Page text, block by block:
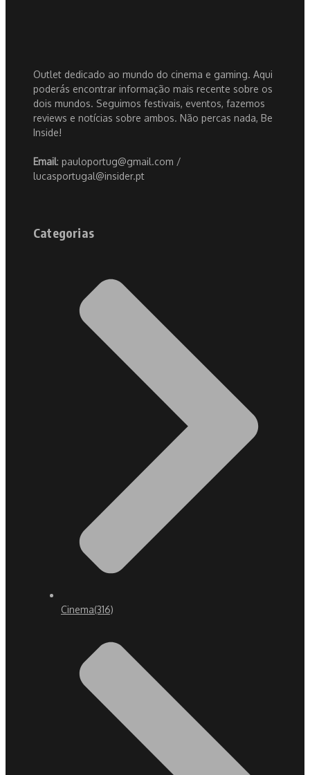
Outlet dedicado ao mundo do cinema e gaming. Aqui
poderás encontrar informação mais recente sobre os
dois mundos. Seguimos festivais, eventos, fazemos
reviews e notícias sobre ambos. Não percas nada, Be
Inside!
Email: pauloportug@gmail.com /
lucasportugal@insider.pt
Categorias
Cinema(316)